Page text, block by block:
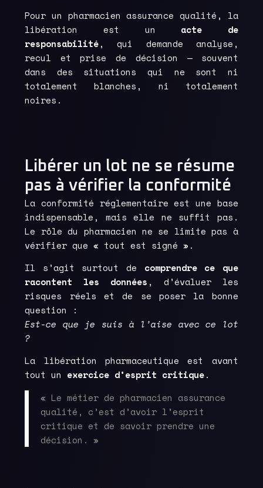
Pour un pharmacien assurance qualité, la
libération est un acte de
responsabilité, qui demande analyse,
recul et prise de décision — souvent
dans des situations qui ne sont ni
totalement blanches, ni totalement
noires.
Libérer un lot ne se résume
pas à vérifier la conformité
La conformité réglementaire est une base
indispensable, mais elle ne suffit pas.
Le rôle du pharmacien ne se limite pas à
vérifier que « tout est signé ».
Il s’agit surtout de comprendre ce que
racontent les données , d’évaluer les
risques réels et de se poser la bonne
question :
Est-ce que je suis à l’aise avec ce lot
?
La libération pharmaceutique est avant
tout un exercice d’esprit critique.
« Le métier de pharmacien assurance
qualité, c’est d’avoir l’esprit
critique et de savoir prendre une
décision. »